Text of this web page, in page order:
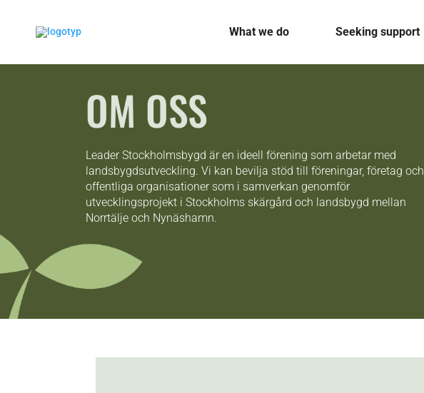
What we do Seeking support
OM OSS
Leader Stockholmsbygd är en ideell förening som arbetar med
landsbygdsutveckling. Vi kan bevilja stöd till föreningar, företag och
offentliga organisationer som i samverkan genomför
utvecklingsprojekt i Stockholms skärgård och landsbygd mellan
Norrtälje och Nynäshamn.